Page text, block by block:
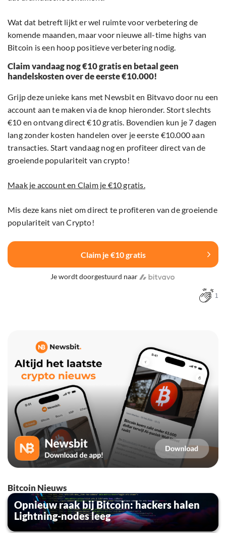
Wat dat betreft lijkt er wel ruimte voor verbetering de
komende maanden, maar voor nieuwe all-time highs van
Bitcoin is een hoop positieve verbetering nodig.
Claim vandaag nog €10 gratis en betaal geen
handelskosten over de eerste €10.000!
Grijp deze unieke kans met Newsbit en Bitvavo door nu een
account aan te maken via de knop hieronder. Stort slechts
€10 en ontvang direct €10 gratis. Bovendien kun je 7 dagen
lang zonder kosten handelen over je eerste €10.000 aan
transacties. Start vandaag nog en profiteer direct van de
groeiende populariteit van crypto!
Maak je account en Claim je €10 gratis.
Mis deze kans niet om direct te profiteren van de groeiende
populariteit van Crypto!
Claim je €10 gratis
Je wordt doorgestuurd naar
1
Bitcoin Nieuws
Opnieuw raak bij Bitcoin: hackers halen
Lightning-nodes leeg